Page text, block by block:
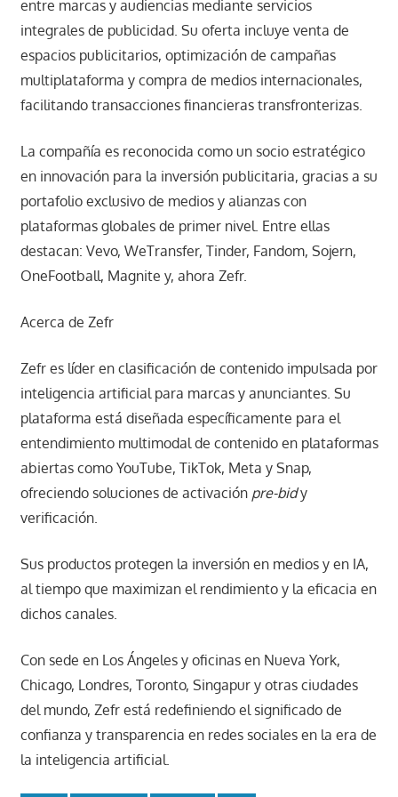
entre marcas y audiencias mediante servicios
integrales de publicidad. Su oferta incluye venta de
espacios publicitarios, optimización de campañas
multiplataforma y compra de medios internacionales,
facilitando transacciones financieras transfronterizas.
La compañía es reconocida como un socio estratégico
en innovación para la inversión publicitaria, gracias a su
portafolio exclusivo de medios y alianzas con
plataformas globales de primer nivel. Entre ellas
destacan: Vevo, WeTransfer, Tinder, Fandom, Sojern,
OneFootball, Magnite y, ahora Zefr.
Acerca de Zefr
Zefr es líder en clasificación de contenido impulsada por
inteligencia artificial para marcas y anunciantes. Su
plataforma está diseñada específicamente para el
entendimiento multimodal de contenido en plataformas
abiertas como YouTube, TikTok, Meta y Snap,
ofreciendo soluciones de activación pre-bidy
verificación.
Sus productos protegen la inversión en medios y en IA,
al tiempo que maximizan el rendimiento y la eficacia en
dichos canales.
Con sede en Los Ángeles y oficinas en Nueva York,
Chicago, Londres, Toronto, Singapur y otras ciudades
del mundo, Zefr está redefiniendo el significado de
confianza y transparencia en redes sociales en la era de
la inteligencia artificial.